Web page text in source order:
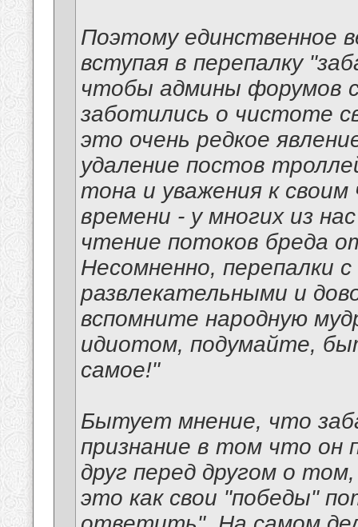
Поэтому единственное
вступая в перепалку
чтобы админы форумов
заботились о чистоте
это очень редкое
удаление постов
тона и уважения к
времени - у многих из
чтение потоков бреда
Несомненно, перепалки
развлекательными и
вспомните народную
идиотом, подумайте,
самое!"
Бытует мнение, что
признание в том что он
друг перед другом о
это как свои "победы"